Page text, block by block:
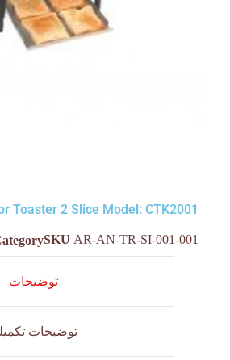
Toaster 2 Slice Model: CTK2001
SKU AR-AN-TR-SI-001-001
توضیحات
توضیحات